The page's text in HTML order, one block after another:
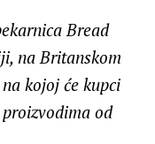
Bread
na Britanskom
kojoj će kupci
od